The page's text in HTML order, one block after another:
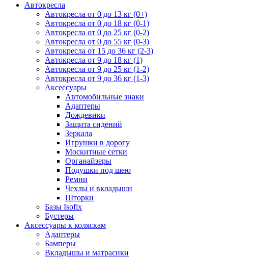
Автокресла
Автокресла от 0 до 13 кг (0+)
Автокресла от 0 до 18 кг (0-1)
Автокресла от 0 до 25 кг (0-2)
Автокресла от 0 до 55 кг (0-3)
Автокресла от 15 до 36 кг (2-3)
Автокресла от 9 до 18 кг (1)
Автокресла от 9 до 25 кг (1-2)
Автокресла от 9 до 36 кг (1-3)
Аксессуары
Автомобильные знаки
Адаптеры
Дождевики
Защита сидений
Зеркала
Игрушки в дорогу
Москитные сетки
Органайзеры
Подушки под шею
Ремни
Чехлы и вкладыши
Шторки
Базы Isofix
Бустеры
Аксессуары к коляскам
Адаптеры
Бамперы
Вкладышы и матрасики